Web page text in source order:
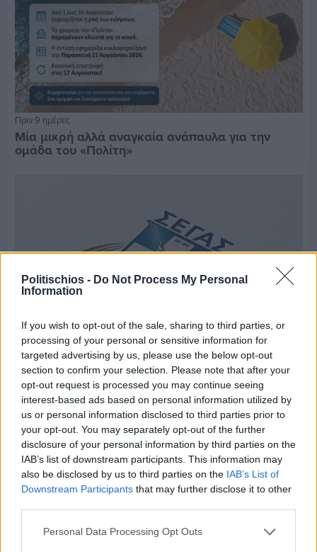
Politischios - Do Not Process My Personal
Information
If you wish to opt-out of the sale, sharing to third parties, or
processing of your personal or sensitive information for
targeted advertising by us, please use the below opt-out
section to confirm your selection. Please note that after your
opt-out request is processed you may continue seeing
interest-based ads based on personal information utilized by
us or personal information disclosed to third parties prior to
your opt-out. You may separately opt-out of the further
disclosure of your personal information by third parties on the
IAB’s list of downstream participants. This information may
also be disclosed by us to third parties on the IAB’s List of
Downstream Participants that may further disclose it to other
Personal Data Processing Opt Outs
Πριν 9 ημέρες
Μία μικρή αλλά αναγκαία ανάπαυλα για την
ομάδα του «Πολίτη»
Πριν 9 ημέρες
Τρίτος στη σφαιροβολία στη διεθνή συνάντηση
Ελλάδας–Κύπρου Κ18 ο Δημήτρης Τέλλιος